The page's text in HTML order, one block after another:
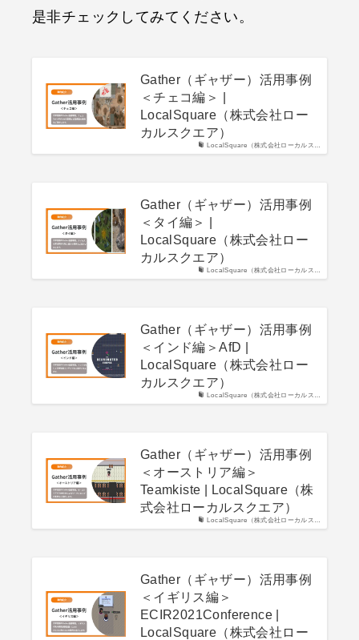
是非チェックしてみてください。
LocalSquare（株式会社ローカルス…
Gather（ギャザー）活用事例
＜チェコ編＞ |
LocalSquare（株式会社ロー
カルスクエア）
LocalSquare（株式会社ローカルス…
Gather（ギャザー）活用事例
＜タイ編＞ |
LocalSquare（株式会社ロー
カルスクエア）
LocalSquare（株式会社ローカルス…
Gather（ギャザー）活用事例
＜インド編＞AfD |
LocalSquare（株式会社ロー
カルスクエア）
LocalSquare（株式会社ローカルス…
Gather（ギャザー）活用事例
＜オーストリア編＞
Teamkiste | LocalSquare（株
式会社ローカルスクエア）
Gather（ギャザー）活用事例
＜イギリス編＞
ECIR2021Conference |
LocalSquare（株式会社ロー